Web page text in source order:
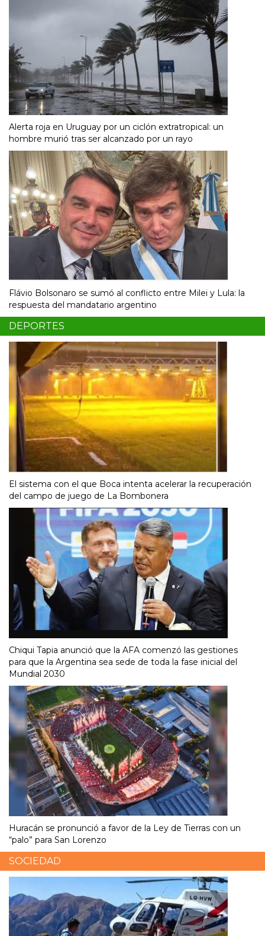
Alerta roja en Uruguay por un ciclón extratropical: un
hombre murió tras ser alcanzado por un rayo
Flávio Bolsonaro se sumó al conflicto entre Milei y Lula: la
respuesta del mandatario argentino
DEPORTES
El sistema con el que Boca intenta acelerar la recuperación
del campo de juego de La Bombonera
Chiqui Tapia anunció que la AFA comenzó las gestiones
para que la Argentina sea sede de toda la fase inicial del
Mundial 2030
Huracán se pronunció a favor de la Ley de Tierras con un
“palo” para San Lorenzo
SOCIEDAD